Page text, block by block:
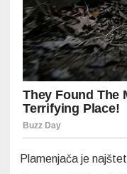
Plamenjača je